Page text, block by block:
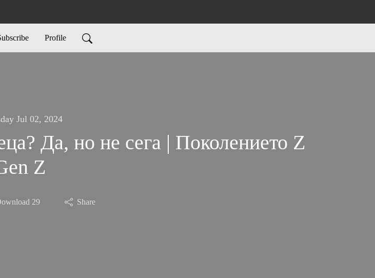
Profile
Jul 02, 2024
Да, но не сега | Поколението Z
Z
29 Share